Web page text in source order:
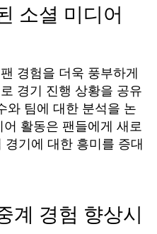
소셜 미디어
경험을 더욱 풍부하게
경기 진행 상황을 공유
와 팀에 대한 분석을 논
활동은 팬들에게 새로
기에 대한 흥미를 증대
계 경험 향상시